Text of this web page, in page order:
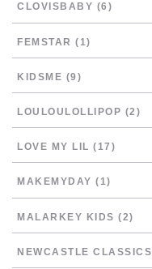
CLOVISBABY (6)
FEMSTAR (1)
KIDSME (9)
LOULOULOLLIPOP (2)
LOVE MY LIL (17)
MAKEMYDAY (1)
MALARKEY KIDS (2)
NEWCASTLE CLASSICS